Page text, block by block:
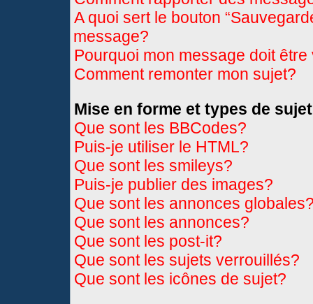
A quoi sert le bouton
message?
Pourquoi mon message doit être
Comment remonter mon sujet?
Mise en forme et types de sujet
Que sont les BBCodes?
Puis-je utiliser le HTML?
Que sont les smileys?
Puis-je publier des images?
Que sont les annonces
Que sont les annonces?
Que sont les post-it?
Que sont les sujets verrouillés?
Que sont les icônes de sujet?